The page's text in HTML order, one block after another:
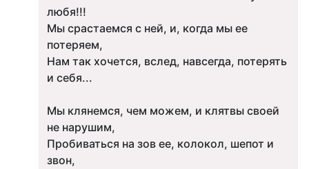
любя!!!
Мы срастаемся с ней, и, когда мы ее
потеряем,
Нам так хочется, вслед, навсегда, потерять
и себя...
Мы клянемся, чем можем, и клятвы своей
не нарушим,
Пробиваться на зов ее, колокол, шепот и
звон,